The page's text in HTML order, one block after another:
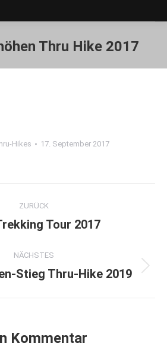
Thru Hike 2017
Hikes 17. September 2017
ZURÜCK
Vorheriges
Tour 2017
NÄCHSTES
Nächstes
Stieg Thru-Hike 2019
Kommentar